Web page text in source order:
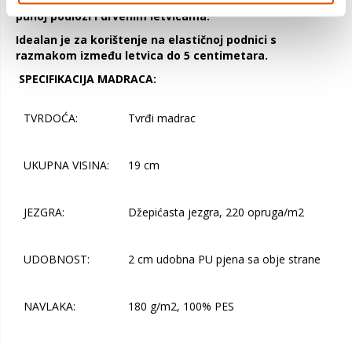
punoj podlozi i drvenim letvicama.
Idealan je za korištenje na elastičnoj podnici s
razmakom između letvica do 5 centimetara.
SPECIFIKACIJA MADRACA:
TVRDOĆA: Tvrđi madrac
UKUPNA VISINA: 19 cm
JEZGRA: Džepićasta jezgra, 220 opruga/m2
UDOBNOST: 2 cm udobna PU pjena sa obje strane
NAVLAKA: 180 g/m2, 100% PES